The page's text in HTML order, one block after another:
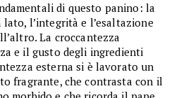
di questo panino: la
l’integrità e l’esaltazione
La croccantezza
e il gusto degli ingredienti
esterna si è lavorato un
fragrante, che contrasta con il